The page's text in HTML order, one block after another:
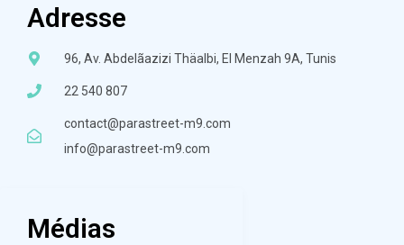
Adresse
96, Av. Abdelãazizi Thäalbi, El Menzah 9A, Tunis
22 540 807
contact@parastreet-m9.com
info@parastreet-m9.com
Médias